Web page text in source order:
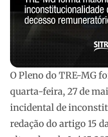
O Pleno do TRE-MG
quarta-feira, 27 de
incidental de
redação do artigo 15